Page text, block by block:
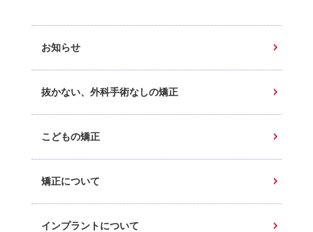
お知らせ
抜かない、外科手術なしの矯正
こどもの矯正
矯正について
インプラントについて